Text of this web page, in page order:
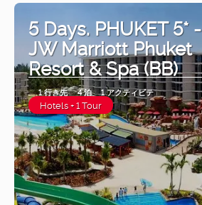
5 Days. PHUKET 5* -
JW Marriott Phuket
Resort & Spa (BB)
1 行き先 4 泊 1 アクティビテ
Hotels + 1 Tour